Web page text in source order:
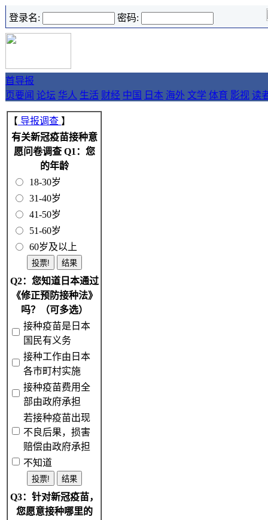
登录名: 密码:
首
页
导报
要闻 论坛 华人 生活 财经 中国 日本 海外 文学 体育 影视 读
【 导报调查 】
有关新冠疫苗接种意
愿问卷调查 Q1：您
的年龄
18-30岁
31-40岁
41-50岁
51-60岁
60岁及以上
Q2：您知道日本通过
《修正预防接种法》
吗？（可多选）
接种疫苗是日本
国民有义务
接种工作由日本
各市町村实施
接种疫苗费用全
部由政府承担
若接种疫苗出现
不良后果，损害
赔偿由政府承担
不知道
Q3：针对新冠疫苗，
您愿意接种哪里的